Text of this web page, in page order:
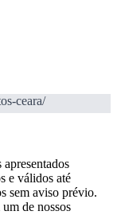
ceara/
e válidos até
sem aviso prévio.
de nossos